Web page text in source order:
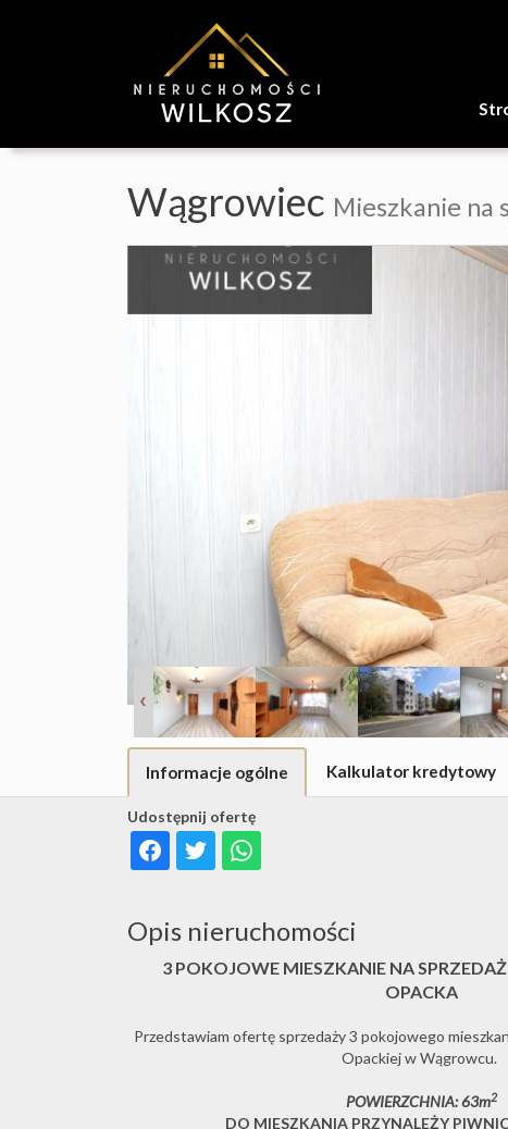
Wągrowiec Mieszkanie na
−
Udostępnij ofertę
Informacje ogólne Kalkulator kredytowy
Opis nieruchomości
3 POKOJOWE MIESZKANIE NA
OPACKA
Przedstawiam ofertę sprzedaży 3 pokojowego
Opackiej w Wągrowcu.
POWIERZCHNIA: 63m2
DO MIESZKANIA PRZYNALEŻY